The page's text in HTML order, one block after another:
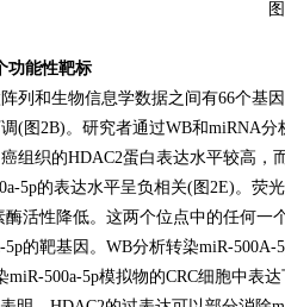
功能性靶标
列和生物信息学数据之间有66个基
(图2B)。研究者通过WB和miRNA
组织的HDAC2蛋白表达水平较高，
5p的表达水平呈负相关(图2E)。荧
酶活性降低。这两个位点中的任何
的靶基因。WB分析转染miR-
500a-5p模拟物的CRC细胞中表